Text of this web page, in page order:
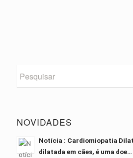
NOVIDADES
Notícia : Cardiomiopatia
dilatada em cães, é uma doe…